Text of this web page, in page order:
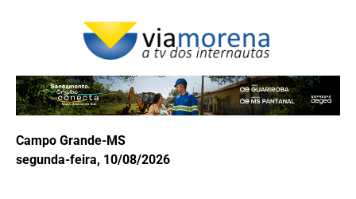
Campo Grande-MS
segunda-feira, 10/08/2026